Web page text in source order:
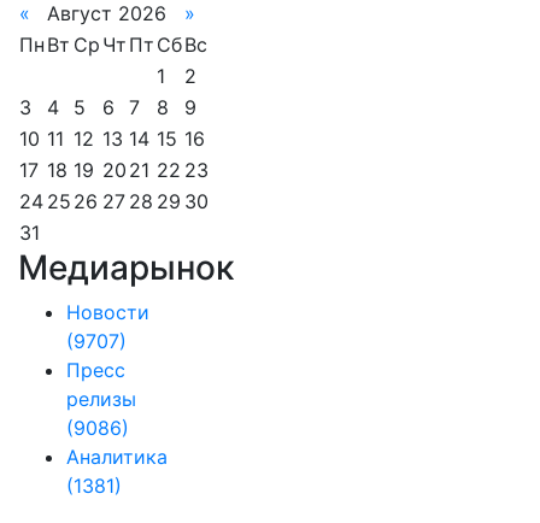
«
Август 2026
»
Пн Вт Ср Чт Пт СбВс
1
2
3
4 5 6 7 8
9
10 11 12 13 14 15 16
17 18 19 20 21 22 23
24 25 26 27 28 29 30
31
Медиарынок
Новости
(9707)
Пресс
релизы
(9086)
Аналитика
(1381)